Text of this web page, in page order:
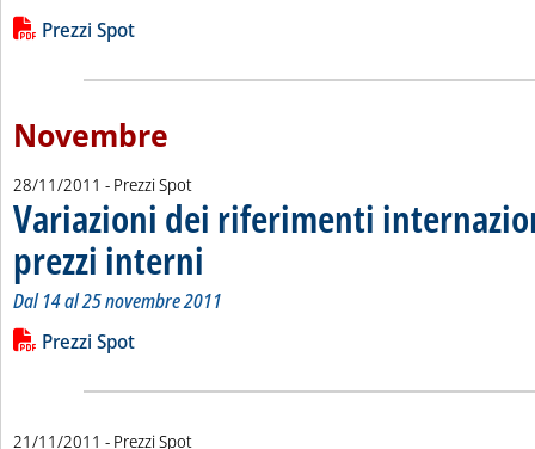
Leggi tutta la notizia: 'Variazioni dei riferimenti
Lista allegati PDF alla notizia
Prezzi Spot
Novembre
28/11/2011 - Prezzi Spot
Variazioni dei riferimenti
prezzi interni
Dal 14 al 25 novembre 2011
Leggi tutta la notizia: 'Variazioni dei riferimenti
Lista allegati PDF alla notizia
Prezzi Spot
21/11/2011 - Prezzi Spot